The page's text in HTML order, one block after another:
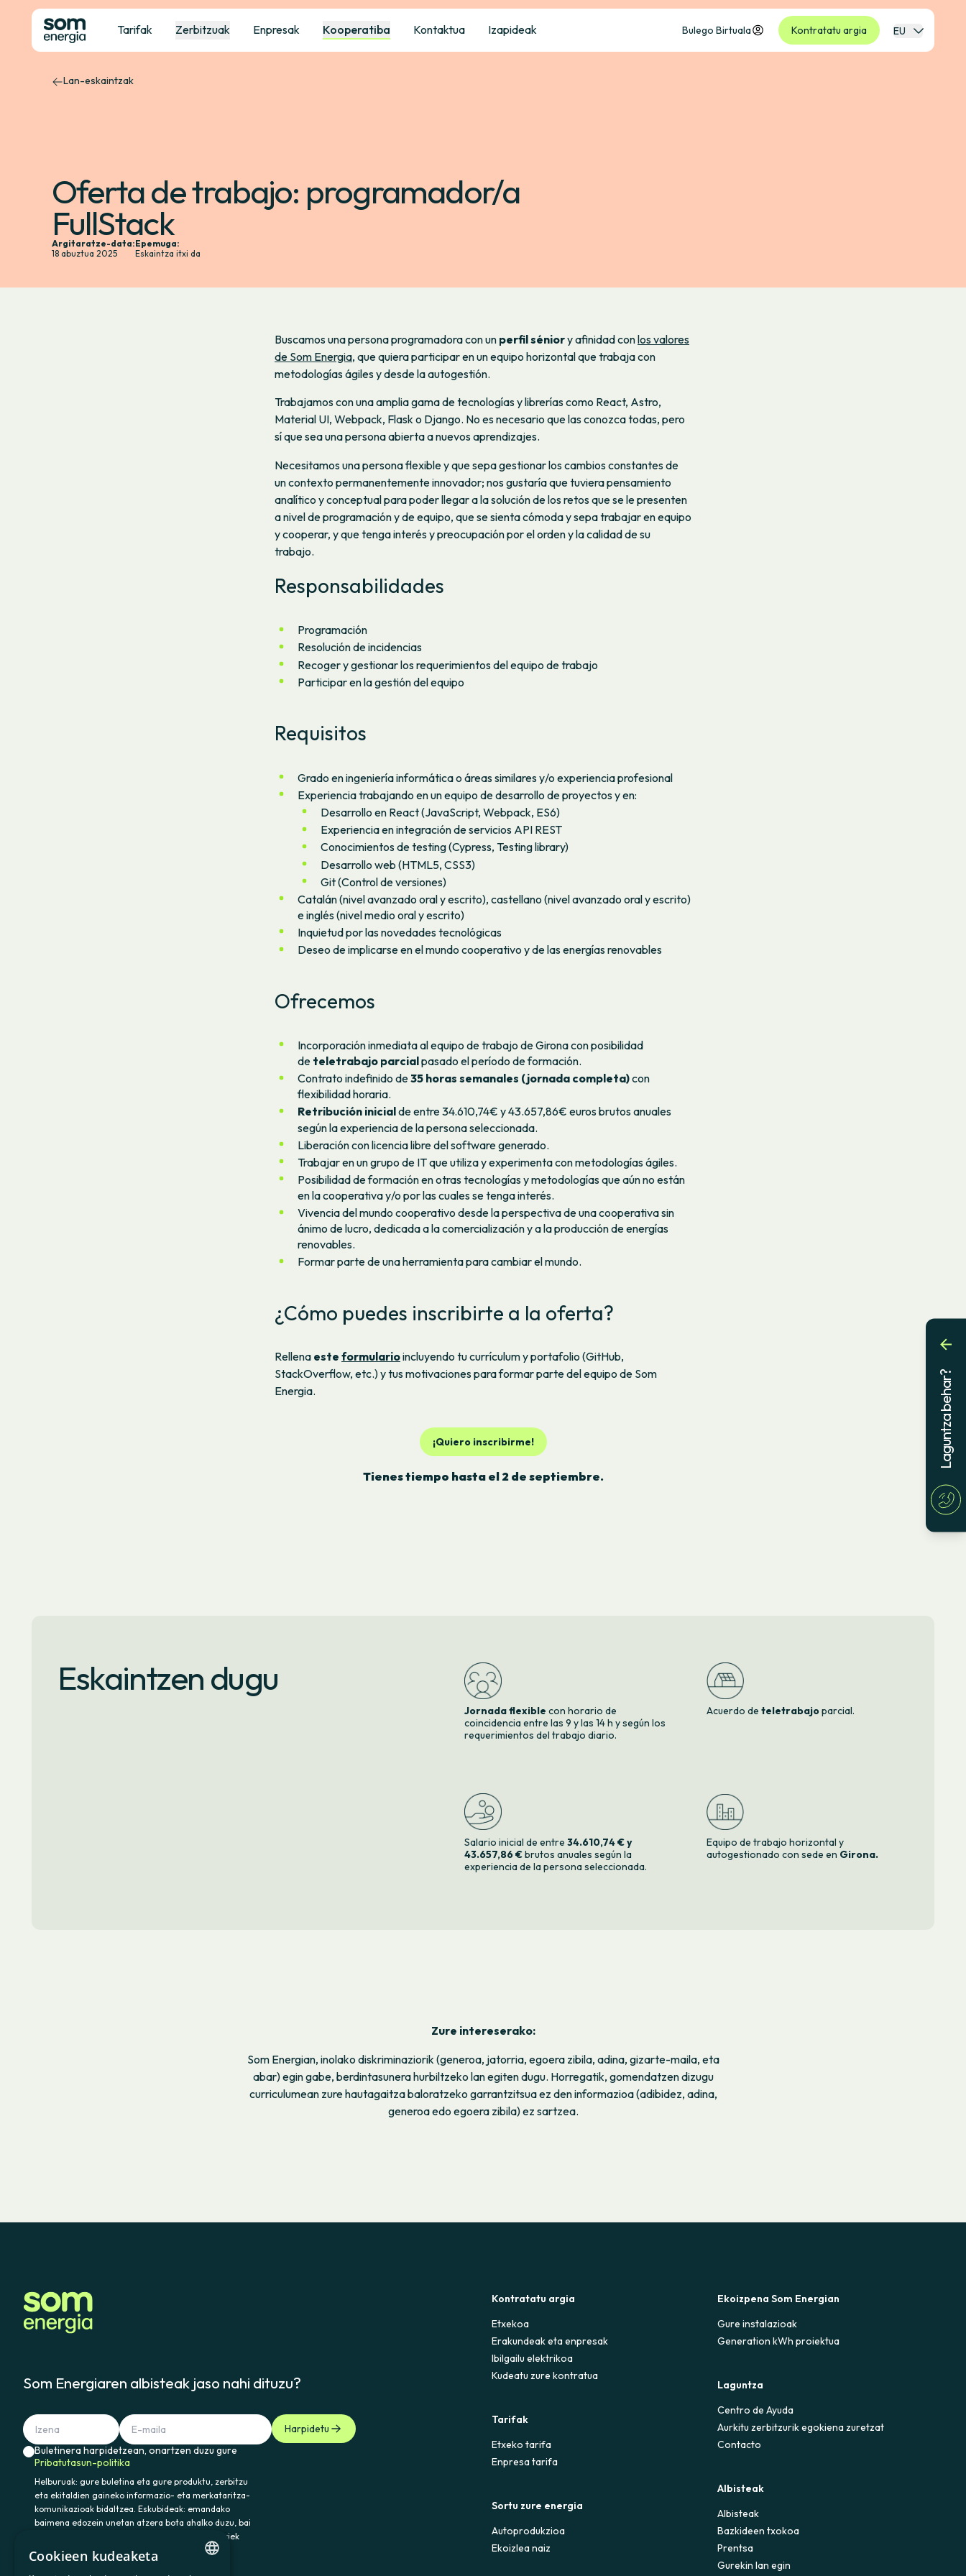
Tarifak Zerbitzuak Enpresak Kooperatiba Kontaktua Izapideak Bulego Birtuala Kontratatu argia EU
Lan-eskaintzak
Oferta de trabajo: programador/a
FullStack
Argitaratze-data:
18 abuztua 2025
Epemuga:
Eskaintza itxi da
Buscamos una persona programadora con un perfil séniory afinidad conlos valores
de Som Energia, que quiera participar en un equipo horizontal que trabaja con
metodologías ágiles y desde la autogestión.
Trabajamos con una amplia gama de tecnologías y librerías como React, Astro,
Material UI, Webpack, Flask o Django. No es necesario que las conozca todas, pero
sí que sea una persona abierta a nuevos aprendizajes.
Necesitamos una persona flexible y que sepa gestionar los cambios constantes de
un contexto permanentemente innovador; nos gustaría que tuviera pensamiento
analítico y conceptual para poder llegar a la solución de los retos que se le presenten
a nivel de programación y de equipo, que se sienta cómoda y sepa trabajar en equipo
y cooperar, y que tenga interés y preocupación por el orden y la calidad de su
trabajo.
Responsabilidades
Programación
Resolución de incidencias
Recoger y gestionar los requerimientos del equipo de trabajo
Participar en la gestión del equipo
Requisitos
Grado en ingeniería informática o áreas similares y/o experiencia profesional
Experiencia trabajando en un equipo de desarrollo de proyectos y en:
Desarrollo en React (JavaScript, Webpack, ES6)
Experiencia en integración de servicios API REST
Conocimientos de testing (Cypress, Testing library)
Desarrollo web (HTML5, CSS3)
Git (Control de versiones)
Catalán (nivel avanzado oral y escrito), castellano (nivel avanzado oral y escrito)
e inglés (nivel medio oral y escrito)
Inquietud por las novedades tecnológicas
Deseo de implicarse en el mundo cooperativo y de las energías renovables
Ofrecemos
Incorporación inmediata al equipo de trabajo de Girona con posibilidad
de teletrabajo parcialpasado el período de formación.
Contrato indefinido de35 horas semanales (jornada completa)con
flexibilidad horaria.
Retribución inicialde entre 34.610,74€ y 43.657,86€ euros brutos anuales
según la experiencia de la persona seleccionada.
Liberación con licencia libre del software generado.
Trabajar en un grupo de IT que utiliza y experimenta con metodologías ágiles.
Posibilidad de formación en otras tecnologías y metodologías que aún no están
en la cooperativa y/o por las cuales se tenga interés.
Vivencia del mundo cooperativo desde la perspectiva de una cooperativa sin
ánimo de lucro, dedicada a la comercialización y a la producción de energías
renovables.
Formar parte de una herramienta para cambiar el mundo.
¿Cómo puedes inscribirte a la oferta?
Rellena este formularioincluyendo tu currículum y portafolio (GitHub,
StackOverflow, etc.) y tus motivaciones para formar parte del equipo de Som
Energia.
¡Quiero inscribirme!
Tienes tiempo hasta el 2 de septiembre.
Eskaintzen dugu
Jornada flexible con horario de
coincidencia entre las 9 y las 14 h y según los
requerimientos del trabajo diario.
Acuerdo de teletrabajoparcial.
Salario inicial de entre 34.610,74 € y
43.657,86 €brutos anuales según la
experiencia de la persona seleccionada.
Equipo de trabajo horizontal y
autogestionado con sede en Girona.
Zure intereserako:
Som Energian, inolako diskriminaziorik (generoa, jatorria, egoera zibila, adina, gizarte-maila, eta
abar) egin gabe, berdintasunera hurbiltzeko lan egiten dugu. Horregatik, gomendatzen dizugu
curriculumean zure hautagaitza baloratzeko garrantzitsua ez den informazioa (adibidez, adina,
generoa edo egoera zibila) ez sartzea.
Som Energiaren albisteak jaso nahi dituzu?
Harpidetu
Buletinera harpidetzean, onartzen duzu gure
Pribatutasun-politika
Helburuak: gure buletina eta gure produktu, zerbitzu
eta ekitaldien gaineko informazio- eta merkataritza-
komunikazioak bidaltzea. Eskubideak: emandako
baimena edozein unetan atzera bota ahalko duzu, bai
eta datuak atzitu, zuzendu eta ezabatu ere. Horiek
eta gainerako eskubideak baliatzeko idatzi
somenergia@delegado-datos.com helbidera.
Kontratatu argia
Etxekoa
Erakundeak eta enpresak
Ibilgailu elektrikoa
Kudeatu zure kontratua
Tarifak
Etxeko tarifa
Enpresa tarifa
Sortu zure energia
Autoprodukzioa
Ekoizlea naiz
Ekoizpena Som Energian
Gure instalazioak
Generation kWh proiektua
Laguntza
Centro de Ayuda
Aurkitu zerbitzurik egokiena zuretzat
Contacto
Albisteak
Albisteak
Bazkideen txokoa
Prentsa
Gurekin lan egin
Laguntza behar?
Cookieen kudeaketa